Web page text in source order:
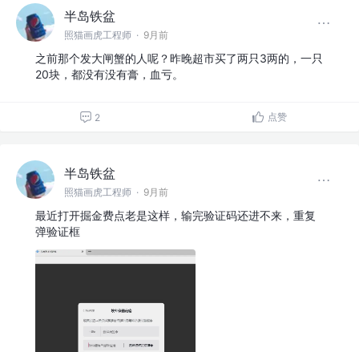
半岛铁盆
照猫画虎工程师 · 9月前
之前那个发大闸蟹的人呢？昨晚超市买了两只3两的，一只
20块，都没有没有膏，血亏。
2 点赞
半岛铁盆
照猫画虎工程师 · 9月前
最近打开掘金费点老是这样，输完验证码还进不来，重复
弹验证框